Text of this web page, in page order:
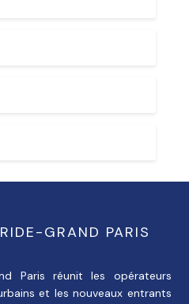
GRAND PARIS
Paris réunit les opérateurs
et les nouveaux entrants